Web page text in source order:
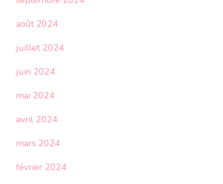
août 2024
juillet 2024
juin 2024
mai 2024
avril 2024
mars 2024
février 2024